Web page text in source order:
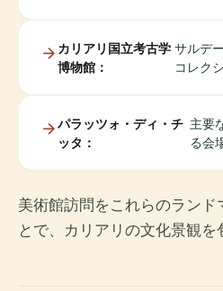
カリアリ国立考古学
博物館：
サルデ
コレク
パラッツォ・ディ・チ
ッタ：
主要
る会
美術館訪問をこれらのランド
とで、カリアリの文化景観を